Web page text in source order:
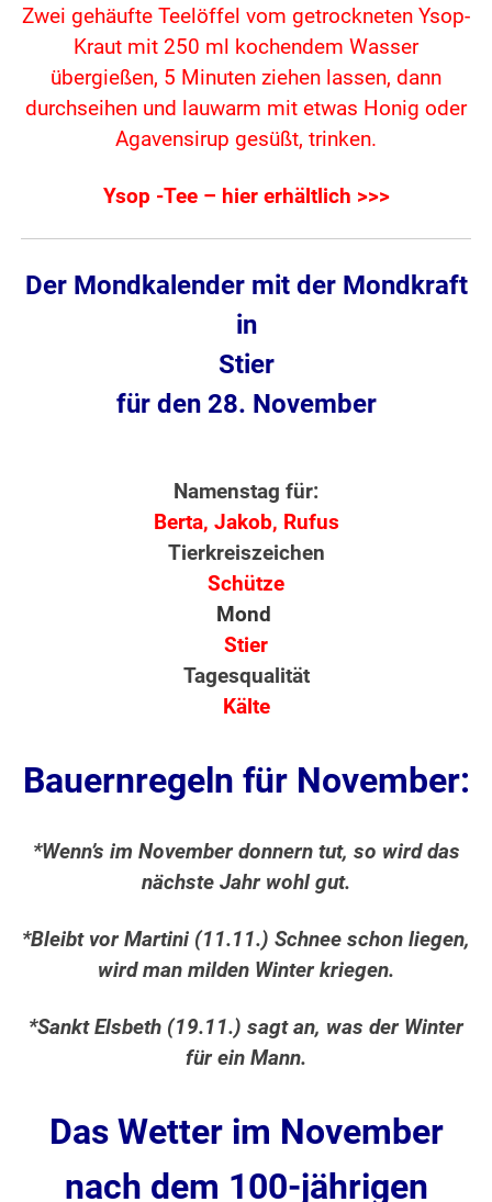
Zwei gehäufte Teelöffel vom getrockneten Ysop-
Kraut mit 250 ml kochendem Wasser
übergießen, 5 Minuten ziehen lassen, dann
durchseihen und lauwarm mit etwas Honig oder
Agavensirup gesüßt, trinken.
Ysop -Tee – hier erhältlich >>>
Der Mondkalender mit der Mondkraft
in
Stier
für den 28. November
Namenstag für:
Berta, Jakob, Rufus
Tierkreiszeichen
Schütze
Mond
Stier
Tagesqualität
Kälte
Bauernregeln für November:
*Wenn’s im November donnern tut, so wird das
nächste Jahr wohl gut.
*Bleibt vor Martini (11.11.) Schnee schon liegen,
wird man milden Winter kriegen.
*Sankt Elsbeth (19.11.) sagt an, was der Winter
für ein Mann.
Das Wetter im November
nach dem 100-jährigen